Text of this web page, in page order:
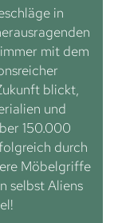
in
mit dem
blickt,
und
150.000
durch
Möbelgriffe
selbst Aliens